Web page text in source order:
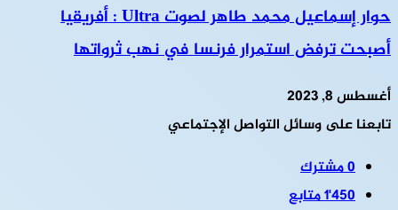
حوار إسماعيل محمد طاهر لصوت Ultra : أفريقيا
أصبحت ترفض استمرار فرنسا في نهب ثرواتها
أغسطس 8, 2023
تابعنا على وسائل التواصل الإجتماعي
0مشترك
1٬450متابع